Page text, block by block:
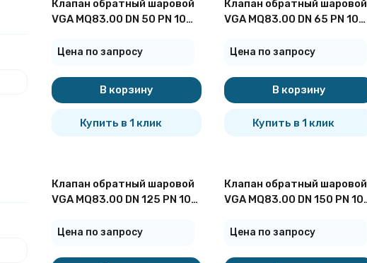
покупателей
Клапан обратный шаровой
VGA MQ83.00 DN 50 PN 10
Цена по запросу
В корзину
Купить в 1 клик
Клапан обратный шаровой
VGA MQ83.00 DN 65 PN 10
Цена по запросу
В корзину
Купить в 1 клик
Клапан обратный шаровой
VGA MQ83.00 DN 125 PN 10
Цена по запросу
Клапан обратный шаровой
VGA MQ83.00 DN 150 PN 10
Цена по запросу